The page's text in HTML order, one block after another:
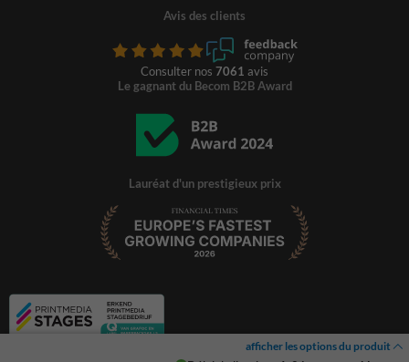
afficher les options du produit
Avis des clients
Consulter nos 7061 avis
Le gagnant du Becom B2B Award
Lauréat d'un prestigieux prix